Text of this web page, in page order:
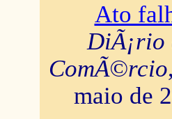
Ato
DiÃ¡rio
ComÃ©rcio
maio de